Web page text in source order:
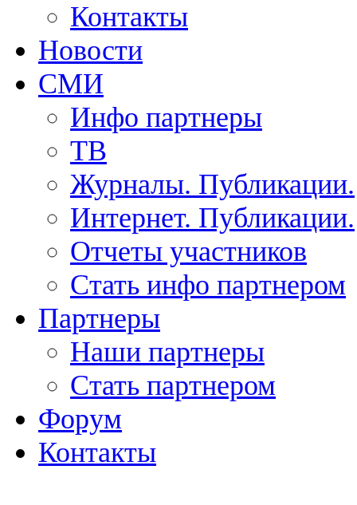
Контакты
Новости
СМИ
Инфо партнеры
ТВ
Журналы. Публикации.
Интернет. Публикации.
Отчеты участников
Стать инфо партнером
Партнеры
Наши партнеры
Стать партнером
Форум
Контакты